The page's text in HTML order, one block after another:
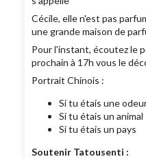
Cécile, elle n'est pas
une grande maison de
Pour l'instant, écoutez le
prochain à 17h vous le
Portrait Chinois :
Si tu étais une
Si tu étais un animal
Si tu étais un pays
Soutenir Tatousenti :